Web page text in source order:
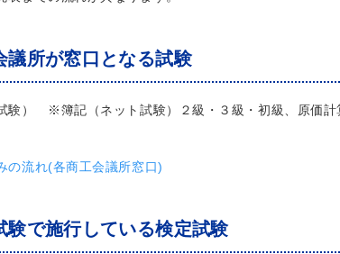
議所が窓口となる試験
験） ※簿記（ネット試験）２級・３級・初級、原価計
の流れ(各商工会議所窓口)
験で施行している検定試験